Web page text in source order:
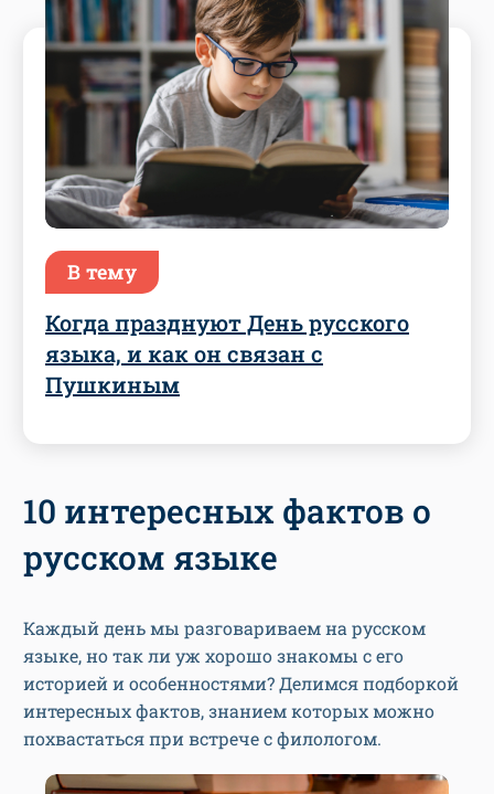
В тему
Когда празднуют День русского
языка, и как он связан с
Пушкиным
10 интересных фактов о
русском языке
Каждый день мы разговариваем на русском
языке, но так ли уж хорошо знакомы с его
историей и особенностями? Делимся подборкой
интересных фактов, знанием которых можно
похвастаться при встрече с филологом.